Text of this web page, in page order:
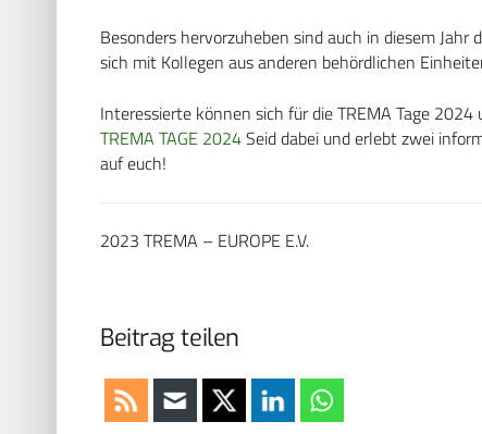
Besonders hervorzuheben sind auch in diesem
sich mit Kollegen aus anderen behördlichen
Interessierte können sich für die TREMA Tage
TREMA TAGE 2024Seid dabei und erlebt zwei
auf euch!
2023 TREMA – EUROPE E.V.
Beitrag teilen